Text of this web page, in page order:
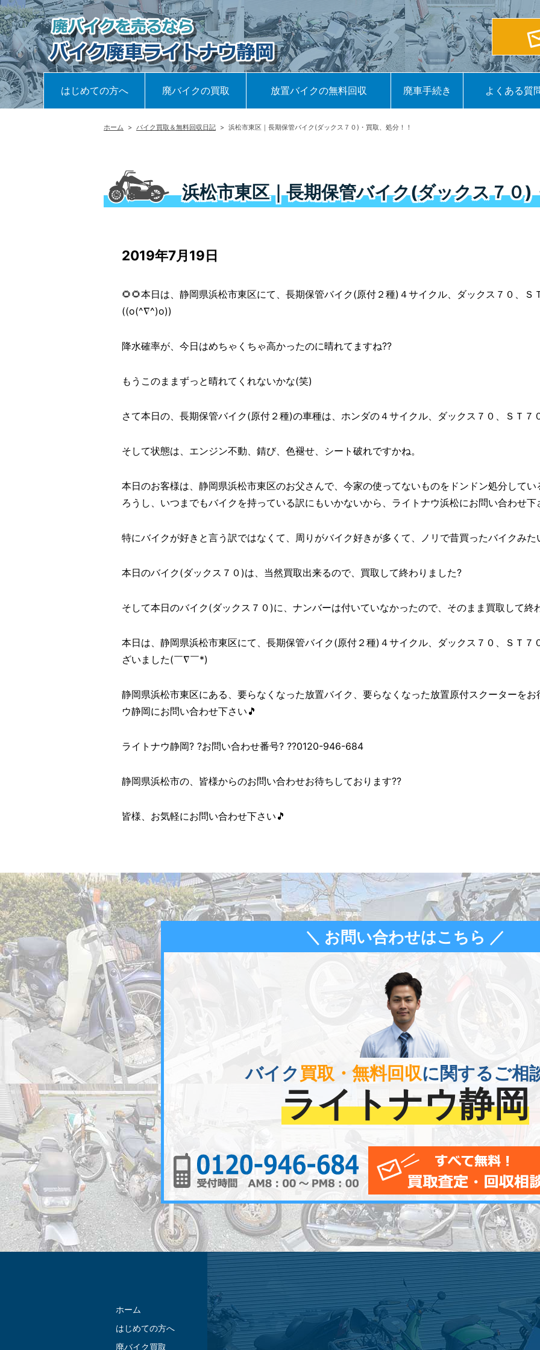
はじめての方へ 廃バイクの買取 放置バイクの無料回収 廃車手続き よくある質
ホーム > バイク買取＆無料回収日記 > 浜松市東区｜長期保管バイク(ダックス７０)・買取、処分！！
浜松市東区｜長期保管バイク(ダックス７０)
2019年7月19日
🌻🌻本日は、静岡県浜松市東区にて、長期保管バイク(原付２種)４サイクル、ダックス７０、Ｓ
((o(^∇^)o))
降水確率が、今日はめちゃくちゃ高かったのに晴れてますね??
もうこのままずっと晴れてくれないかな(笑)
さて本日の、長期保管バイク(原付２種)の車種は、ホンダの４サイクル、ダックス７０、ＳＴ７
そして状態は、エンジン不動、錆び、色褪せ、シート破れですかね。
本日のお客様は、静岡県浜松市東区のお父さんで、今家の使ってないものをドンドン処分して
ろうし、いつまでもバイクを持っている訳にもいかないから、ライトナウ浜松にお問い合わせ下
特にバイクが好きと言う訳ではなくて、周りがバイク好きが多くて、ノリで昔買ったバイクみた
本日のバイク(ダックス７０)は、当然買取出来るので、買取して終わりました?
そして本日のバイク(ダックス７０)に、ナンバーは付いていなかったので、そのまま買取して終
本日は、静岡県浜松市東区にて、長期保管バイク(原付２種)４サイクル、ダックス７０、ＳＴ７
ざいました(￣∇￣*)ゞ
静岡県浜松市東区にある、要らなくなった放置バイク、要らなくなった放置原付スクーターを
ウ静岡にお問い合わせ下さい🎵
ライトナウ静岡? ?お問い合わせ番号? ??0120-946-684
静岡県浜松市の、皆様からのお問い合わせお待ちしております??
皆様、お気軽にお問い合わせ下さい🎵
＼ お問い合わせはこちら ／
バイク 買取・無料回収に関するご相
ライトナウ静岡
0120-956-684
ホーム
はじめての方へ
廃バイク買取